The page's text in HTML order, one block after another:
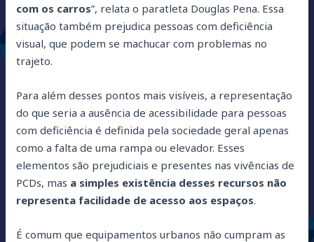
com os carros”, relata o paratleta Douglas Pena. Essa
situação também prejudica pessoas com deficiência
visual, que podem se machucar com problemas no
trajeto.
Para além desses pontos mais visíveis, a representação
do que seria a ausência de acessibilidade para pessoas
com deficiência é definida pela sociedade geral apenas
como a falta de uma rampa ou elevador. Esses
elementos são prejudiciais e presentes nas vivências de
PCDs, mas a simples existência desses recursos não
representa facilidade de acesso aos espaços.
É comum que equipamentos urbanos não cumpram as